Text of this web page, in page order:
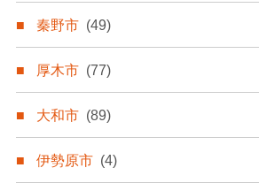
秦野市 (49)
厚木市 (77)
大和市 (89)
伊勢原市 (4)